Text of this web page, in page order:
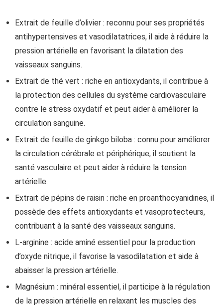
Extrait de feuille d’olivier : reconnu pour ses propriétés
antihypertensives et vasodilatatrices, il aide à réduire la
pression artérielle en favorisant la dilatation des
vaisseaux sanguins.
Extrait de thé vert : riche en antioxydants, il contribue à
la protection des cellules du système cardiovasculaire
contre le stress oxydatif et peut aider à améliorer la
circulation sanguine.
Extrait de feuille de ginkgo biloba : connu pour améliorer
la circulation cérébrale et périphérique, il soutient la
santé vasculaire et peut aider à réduire la tension
artérielle.
Extrait de pépins de raisin : riche en proanthocyanidines, il
possède des effets antioxydants et vasoprotecteurs,
contribuant à la santé des vaisseaux sanguins.
L-arginine : acide aminé essentiel pour la production
d’oxyde nitrique, il favorise la vasodilatation et aide à
abaisser la pression artérielle.
Magnésium : minéral essentiel, il participe à la régulation
de la pression artérielle en relaxant les muscles des